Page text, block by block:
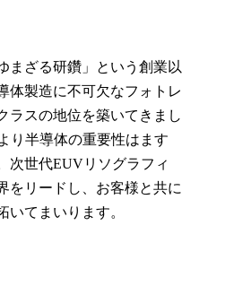
まざる研鑽」という創業以
体製造に不可欠なフォトレ
ラスの地位を築いてきまし
り半導体の重要性はます
次世代EUVリソグラフィ
をリードし、お客様と共に
いてまいります。